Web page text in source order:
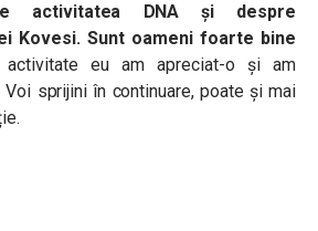
activitatea DNA și despre
Kovesi. Sunt oameni foarte bine
activitate eu am apreciat-o și am
sprijini în continuare, poate și mai